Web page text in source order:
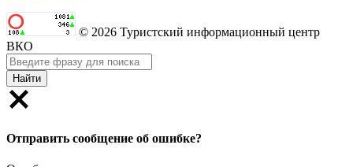
© 2026 Туристский информационный центр
ВКО
Найти
Отправить сообщение об ошибке?